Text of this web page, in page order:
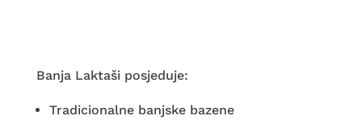
Banja Laktaši posjeduje:
Tradicionalne banjske bazene